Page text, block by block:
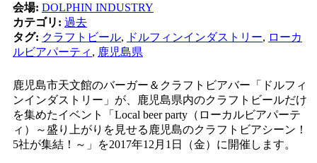
会場: DOLPHIN INDUSTRY
カテゴリ: 過去
タグ: クラフトビール, ドルフィンインダストリー, ローカ
ルビアパーティ , 鹿児島県
鹿児島市天文館のバーガー＆クラフトビアバー「ドルフィ
ンインダストリー」が、鹿児島県内のクラフトビールだけ
を集めたイベント「Local beer party（ローカルビアパーテ
ィ）～盛り上がりを見せる鹿児島のクラフトビアシーン！
5社が集結！～」を2017年12月1日（金）に開催します。